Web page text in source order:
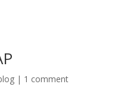
| 1 comment